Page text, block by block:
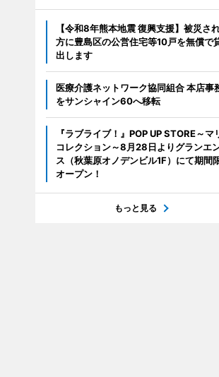
【令和8年熊本地震 復興支援】被災さ
方に豊島区の公営住宅等10戸を無償で
出します
医療介護ネットワーク協同組合 本店事
をサンシャイン60へ移転
『ラブライブ！』POP UP STORE～マ
コレクション～8月28日よりグランエ
ス（秋葉原オノデンビル1F）にて期間
オープン！
もっと見る